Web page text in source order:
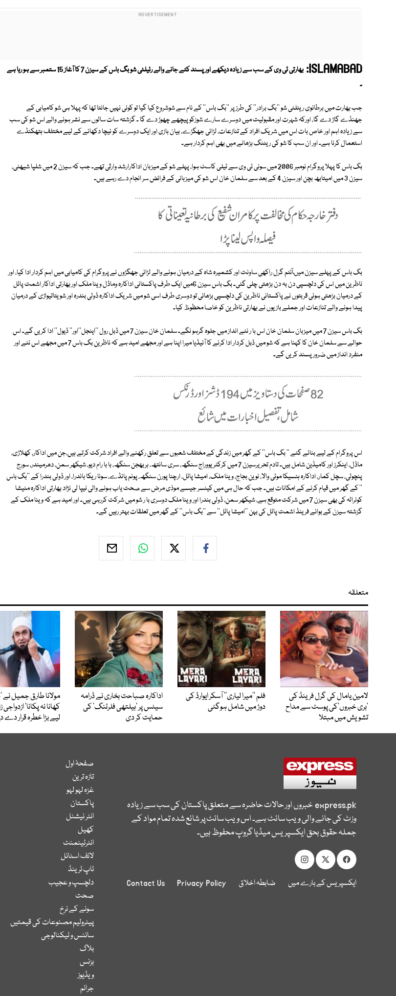
ISLAMABAD:
بھارتی ٹی وی کے سب سے زیادہ دیکھے اور پسند کئے جانے والے رئیلٹی شو بگ باس کے سیزن 7 کا آغاز 15 ستمبر سے ہو رہا ہے
۔
جب بھارت میں برطانوی ریئلٹی شو ''بگ برادر'' کی طرز پر ''بگ باس'' کے نام سے شوشروع کیا گیا تو کوئی نہیں جانتا تھا کہ پہلا ہی شو کامیابی کے
جھنڈے گاڑ دے گا، اورکہ شہرت اور مقبولیت میں دوسرے سارے شوزکو پیچھے چھوڑ دے گا ۔ گزشتہ سات سالوں سے نشر ہونے والے اس شو کی سب
سے زیادہ اہم اور خاص بات اس میں شریک افراد کے تنازعات، لڑائی جھگڑے، بیان بازی اور ایک دوسرے کو نیچا دکھانے کے لیے مختلف ہتھکنڈے
استعمال کرنا ہے۔ اور ان سب کا شو کی ریٹنگ بڑھانے میں بھی اہم کردار ہے۔
بگ باس کا پہلا پروگرام نومبر 2006 میں سونی ٹی وی سے ٹیلی کاسٹ ہوا، پہلے شو کے میزبان اداکارارشد وارثی تھے۔ جب کہ سیزن 2 میں شلپا شیھٹی،
سیزن 3 میں امیتابھ بچن اور سیزن 4 کے بعد سے سلمان خان اس شو کی میزبانی کے فرائض سر انجام دے رہے ہیں۔
بگ باس کے پہلے سیزن میںآئٹم گرل راکھی ساونت اور کشمیرہ شاہ کے درمیان ہونے والے لڑائی جھگڑوں نے پروگرام کی کامیابی میں اہم کردار ادا کیا، اور
ناظرین میں اس کی دلچسپی دن بہ دن بڑھتی چلی گئی۔ بگ باس سیزن 6میں ایک طرف پاکستانی اداکارہ وماڈل وینا ملک اور بھارتی اداکار اشمت پاٹل
کے درمیان بڑھتی ہوئی قربتوں نے پاکستانی ناظرین کی دلچسپی بڑھائی تو دوسری طرف اسی شو میں شریک اداکارہ ڈولی بندرہ اور شویتاتیواڑی کے درمیان
پیدا ہونے والے تنازعات اور جملے بازیوں نے بھارتی ناظرین کو خاصا محظوظ کیا۔
بگ باس سیزن 7 میں میزبان سلمان خان اس با ر نئے انداز میں جلوہ گرہو نگے۔ سلمان خان سیزن 7 میں ڈبل رول ''اینجل''اور'' ڈیول'' ادا کریں گے۔ اس
حوالے سے سلمان خان کا کہنا ہے کہ شو میں ڈبل کردار ادا کرنے کا آئیڈیا میرا اپنا ہے اور مجھے امید ہے کہ ناظرین بگ باس 7 میں مجھے اس نئے اور
منفرد انداز میں ضرور پسند کریں گے۔
اس پروگرام کے لیے بنائے گئے '' بگ باس'' کے گھر میں زندگی کے مختلف شعبوں سے تعلق رکھنے والے افراد شرکت کرتے ہیں،جن میں اداکار، کھلاڑی،
ماڈل، اینکرز اور کامیڈین شامل ہیں۔ تادم تحریرسیزن 7 میں کرکٹر یووراج سنگھ، سری سانتھ، ہربھجن سنگھ، با با رام دیو، شیکھر سمن، دھرمیندر، سورج
پنچولی، سچل کمار، اداکارہ ہنسیکا موٹی والا، نوین بجاج، وینا ملک، امیشا پاٹل، ارچنا پورن سنگھ، پونم پانڈے، سونا ریکا باندرا، اور ڈولی بندرا کے ''بگ باس
'' کے گھر میں قیام کرنے کے امکانات ہیں۔ جب کہ حال ہی میں کینسر جیسے موذی مرض سے صحت یاب ہونے والی نیپا لی نژاد بھارتی اداکارہ منیشا
کوئرالہ کی بھی سیزن 7 میں شرکت متوقع ہے، شیکھر سمن، ڈولی بندرا اور وینا ملک دوسری با ر شو میں شرکت کررہی ہیں۔ اور امید ہے کہ وینا ملک کے
گزشتہ سیزن کے بوائے فرینڈ اشمت پاٹل کی بہن ''امیشا پاٹل'' سے ''بگ باس'' کے گھر میں تعلقات بہتر رہیں گے۔
متعلقہ
لامین یامال کی گرل فرینڈ کی
’بری خبروں‘کی پوسٹ سے مداح
تشویش میں مبتلا
فلم ’’میرا لیاری‘‘ آسکر ایوارڈ کی
دوڑ میں شامل ہوگئی
اداکارہ صباحت بخاری نے ڈرامہ
سیٹس پر ’ہیلتھی فلرٹنگ‘ کی
حمایت کر دی
مولانا طارق جمیل نے
کھانا نہ پکانا‘
لیے بڑا خطرہ قرار دے
express.pkخبروں اور حالات حاضرہ سے متعلق پاکستان کی سب سے زیادہ
وزٹ کی جانے والی ویب سائٹ ہے۔ اس ویب سائٹ پر شائع شدہ تمام مواد کے
جملہ حقوق بحق ایکسپریس میڈیا گروپ محفوظ ہیں۔
ایکسپریس کے بارے میں ضابطہ اخلاق Privacy Policy
Contact Us
صفحۂ اول
تازہ ترین
غزہ لہو لہو
پاکستان
انٹر نیشنل
کھیل
انٹرٹینمنٹ
لائف اسٹائل
ٹاپ ٹرینڈ
دلچسپ و عجیب
صحت
سونے کے نرخ
پیٹرولیم مصنوعات کی قیمتیں
سائنس و ٹیکنالوجی
بلاگ
بزنس
ویڈیوز
جرائم